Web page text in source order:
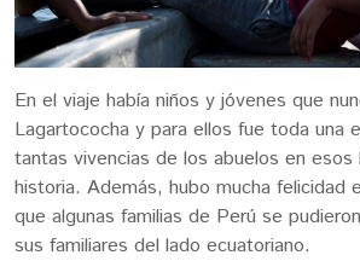
En el viaje había niños y jóvenes que
Lagartococha y para ellos fue toda una
tantas vivencias de los abuelos en esos
historia. Además, hubo mucha felicidad
que algunas familias de Perú se
sus familiares del lado ecuatoriano.